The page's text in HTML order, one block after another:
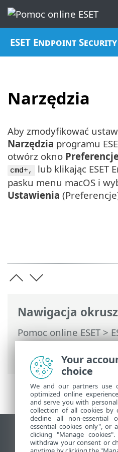
ESET Endpoint
Narzędzia
Nawigacja
Pomoc online ESET>
Security>
Narzędzia
Aby zmodyfikować
Narzędzia programu
otwórz okno
cmd+,
lub klikając ESET
pasku menu macOS i
Ustawienia
Wyświetl witrynę
komputerów
Your
choice
We and our partners use
optimized online
and serve you with
collection of all cookies by
decline all non-essential
essential cookies only", or
clicking "Manage
withdraw your consent or